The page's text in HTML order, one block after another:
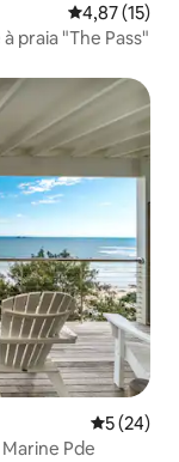
4,87 de uma
4,87 (15)
praia "The Pass"
5 de uma
5 (24)
Pde